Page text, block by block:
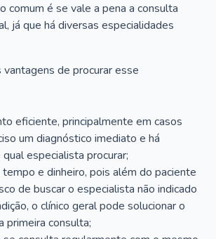
comum é se vale a pena a consulta
já que há diversas especialidades
vantagens de procurar esse
eficiente, principalmente em casos
um diagnóstico imediato e há
especialista procurar;
tempo e dinheiro, pois além do paciente
de buscar o especialista não indicado
o clínico geral pode solucionar o
primeira consulta;